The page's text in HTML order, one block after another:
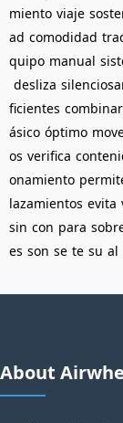
miento viaje
ad comodidad
quipo manual
desliza
ficientes combinar
ásico óptimo
os verifica
onamiento
lazamientos evita
sin con para
es son se te su al
About